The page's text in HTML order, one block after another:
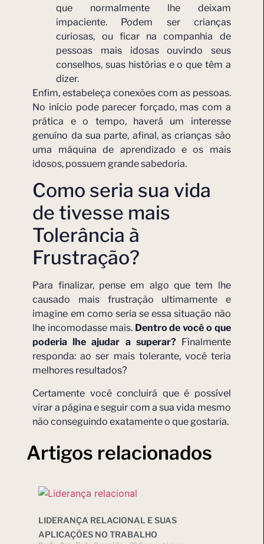
que normalmente lhe deixam
impaciente. Podem ser crianças
curiosas, ou ficar na companhia de
pessoas mais idosas ouvindo seus
conselhos, suas histórias e o que têm a
dizer.
Enfim, estabeleça conexões com as pessoas.
No início pode parecer forçado, mas com a
prática e o tempo, haverá um interesse
genuíno da sua parte, afinal, as crianças são
uma máquina de aprendizado e os mais
idosos, possuem grande sabedoria.
Como seria sua vida
de tivesse mais
Tolerância à
Frustração?
Para finalizar, pense em algo que tem lhe
causado mais frustração ultimamente e
imagine em como seria se essa situação não
lhe incomodasse mais. Dentro de você o que
poderia lhe ajudar a superar? Finalmente
responda: ao ser mais tolerante, você teria
melhores resultados?
Certamente você concluirá que é possível
virar a página e seguir com a sua vida mesmo
não conseguindo exatamente o que gostaria.
Artigos relacionados
LIDERANÇA RELACIONAL E SUAS
APLICAÇÕES NO TRABALHO